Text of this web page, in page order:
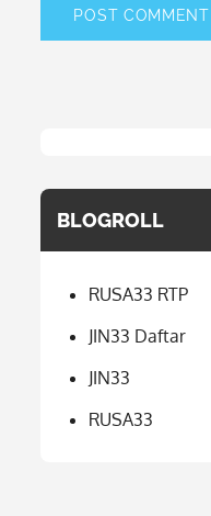
BLOGROLL
RUSA33 RTP
JIN33 Daftar
JIN33
RUSA33